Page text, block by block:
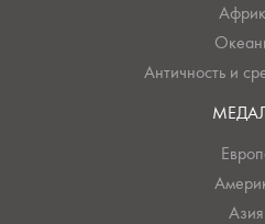
Античность и
Азия